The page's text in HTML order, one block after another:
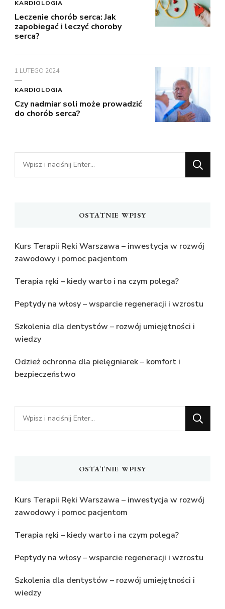
KARDIOLOGIA
Leczenie chorób serca: Jak
zapobiegać i leczyć choroby
serca?
1 LUTEGO 2024
KARDIOLOGIA
Czy nadmiar soli może prowadzić
do chorób serca?
Szukasz
czegoś?
OSTATNIE WPISY
Kurs Terapii Ręki Warszawa – inwestycja w rozwój
zawodowy i pomoc pacjentom
Terapia ręki – kiedy warto i na czym polega?
Peptydy na włosy – wsparcie regeneracji i wzrostu
Szkolenia dla dentystów – rozwój umiejętności i
wiedzy
Odzież ochronna dla pielęgniarek – komfort i
bezpieczeństwo
Szukasz
czegoś?
OSTATNIE WPISY
Kurs Terapii Ręki Warszawa – inwestycja w rozwój
zawodowy i pomoc pacjentom
Terapia ręki – kiedy warto i na czym polega?
Peptydy na włosy – wsparcie regeneracji i wzrostu
Szkolenia dla dentystów – rozwój umiejętności i
wiedzy